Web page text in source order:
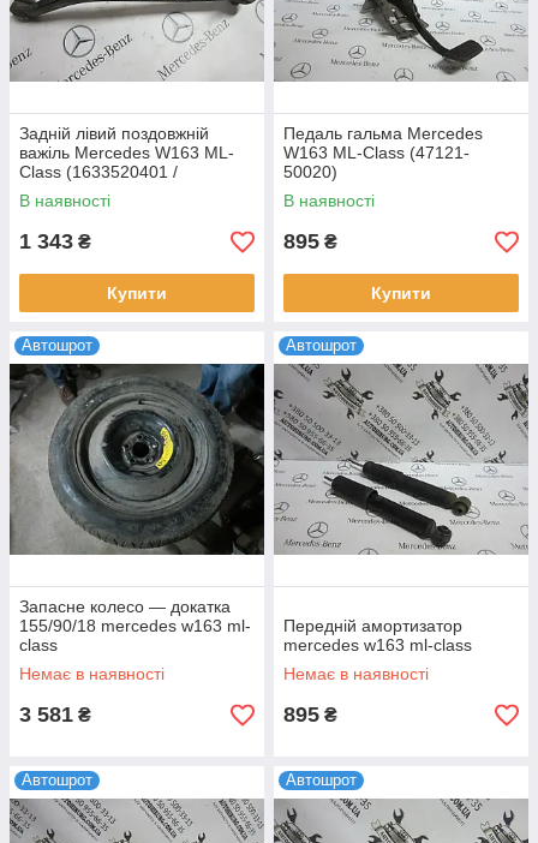
Задній лівий поздовжній
важіль Mercedes W163 ML-
Class (1633520401 /
1633520501)
В наявності
1 343 ₴
Купити
Педаль гальма Mercedes
W163 ML-Class (47121-
50020)
В наявності
895 ₴
Купити
Автошрот
Запасне колесо — докатка
155/90/18 mercedes w163 ml-
сlass
Немає в наявності
3 581 ₴
Автошрот
Передній амортизатор
mercedes w163 ml-сlass
Немає в наявності
895 ₴
Автошрот Автошрот